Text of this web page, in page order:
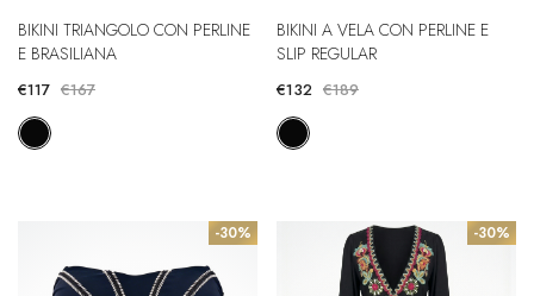
BIKINI TRIANGOLO CON PERLINE
E BRASILIANA
€117 €167
BIKINI A VELA CON PERLINE E
SLIP REGULAR
€132 €189
-30% -30%